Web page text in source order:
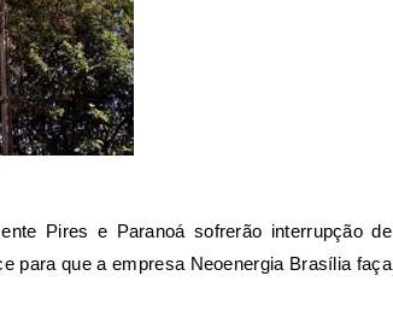
Pires e Paranoá sofrerão interrupção de
para que a empresa Neoenergia Brasília faça